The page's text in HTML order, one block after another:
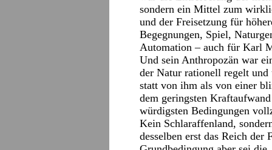
sondern ein Mittel zum
und der Freisetzung für
Begegnungen, Spiel,
Automation – auch für Karl
Und sein Anthropozän war
der Natur rationell regelt
statt von ihm als von einer
dem geringsten
würdigsten Bedingungen
Kein Schlaraffenland,
desselben erst das Reich der